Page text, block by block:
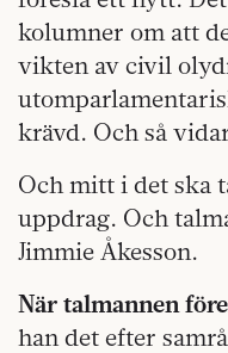
kolumner om att
vikten av civil
krävd. Och så
Och mitt i det ska
uppdrag. Och
Jimmie Åkesson.
När talmannen
han det efter